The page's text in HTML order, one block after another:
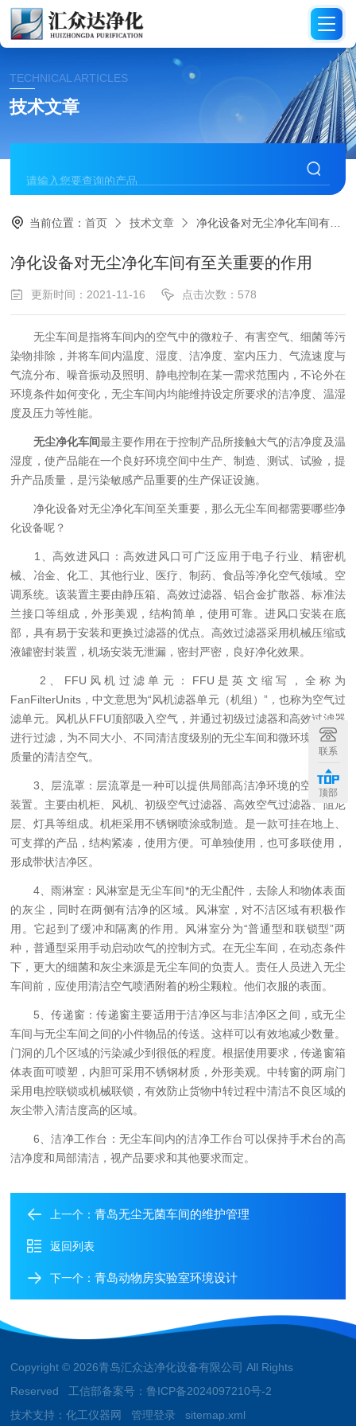
TECHNICAL ARTICLES
技术文章
当前位置：首页 技术文章 净化设备对无尘净化车间有至关重要的作用
净化设备对无尘净化车间有至关重要的作用
更新时间：2021-11-16 点击次数：578
无尘车间是指将车间内的空气中的微粒子、有害空气、细菌等污
染物排除，并将车间内温度、湿度、洁净度、室内压力、气流速度与
气流分布、噪音振动及照明、静电控制在某一需求范围内，不论外在
环境条件如何变化，无尘车间内均能维持设定所要求的洁净度、温湿
度及压力等性能。
无尘净化车间最主要作用在于控制产品所接触大气的洁净度及温
湿度，使产品能在一个良好环境空间中生产、制造、测试、试验，提
升产品质量，是污染敏感产品重要的生产保证设施。
净化设备对无尘净化车间至关重要，那么无尘车间都需要哪些净
化设备呢？
1、高效进风口：高效进风口可广泛应用于电子行业、精密机
械、冶金、化工、其他行业、医疗、制药、食品等净化空气领域。空
调系统。该装置主要由静压箱、高效过滤器、铝合金扩散器、标准法
兰接口等组成，外形美观，结构简单，使用可靠。进风口安装在底
部，具有易于安装和更换过滤器的优点。高效过滤器采用机械压缩或
液罐密封装置，机场安装无泄漏，密封严密，良好净化效果。
2、FFU风机过滤单元：FFU是英文缩写，全称为
FanFilterUnits，中文意思为“风机滤器单元（机组）”，也称为空气过
滤单元。风机从FFU顶部吸入空气，并通过初级过滤器和高效过滤器
进行过滤，为不同大小、不同清洁度级别的无尘车间和微环境提供高
质量的清洁空气。
3、层流罩：层流罩是一种可以提供局部高洁净环境的空气净化
装置。主要由机柜、风机、初级空气过滤器、高效空气过滤器、阻尼
层、灯具等组成。机柜采用不锈钢喷涂或制造。是一款可挂在地上、
可支撑的产品，结构紧凑，使用方便。可单独使用，也可多联使用，
形成带状洁净区。
4、雨淋室：风淋室是无尘车间*的无尘配件，去除人和物体表面
的灰尘，同时在两侧有洁净的区域。风淋室，对不洁区域有积极作
用。它起到了缓冲和隔离的作用。风淋室分为“普通型和联锁型”两
种，普通型采用手动启动吹气的控制方式。在无尘车间，在动态条件
下，更大的细菌和灰尘来源是无尘车间的负责人。责任人员进入无尘
车间前，应使用清洁空气喷洒附着的粉尘颗粒。他们衣服的表面。
5、传递窗：传递窗主要适用于洁净区与非洁净区之间，或无尘
车间与无尘车间之间的小件物品的传送。这样可以有效地减少数量。
门洞的几个区域的污染减少到很低的程度。根据使用要求，传递窗箱
体表面可喷塑，内胆可采用不锈钢材质，外形美观。中转窗的两扇门
采用电控联锁或机械联锁，有效防止货物中转过程中清洁不良区域的
灰尘带入清洁度高的区域。
6、洁净工作台：无尘车间内的洁净工作台可以保持手术台的高
洁净度和局部清洁，视产品要求和其他要求而定。
上一个：青岛无尘无菌车间的维护管理
返回列表
下一个：青岛动物房实验室环境设计
Copyright © 2026青岛汇众达净化设备有限公司 All Rights
Reserved 工信部备案号：鲁ICP备2024097210号-2
技术支持：化工仪器网 管理登录 sitemap.xml
联系
顶部